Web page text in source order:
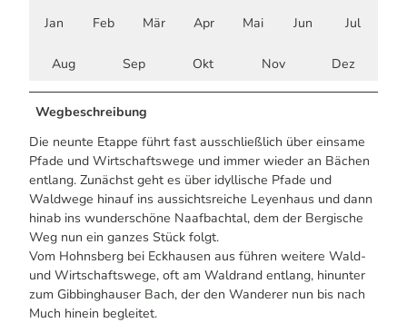
Jan Feb Mär Apr Mai Jun Jul
Aug Sep Okt Nov Dez
Wegbeschreibung
Die neunte Etappe führt fast ausschließlich über einsame
Pfade und Wirtschaftswege und immer wieder an Bächen
entlang. Zunächst geht es über idyllische Pfade und
Waldwege hinauf ins aussichtsreiche Leyenhaus und dann
hinab ins wunderschöne Naafbachtal, dem der Bergische
Weg nun ein ganzes Stück folgt.
Vom Hohnsberg bei Eckhausen aus führen weitere Wald-
und Wirtschaftswege, oft am Waldrand entlang, hinunter
zum Gibbinghauser Bach, der den Wanderer nun bis nach
Much hinein begleitet.